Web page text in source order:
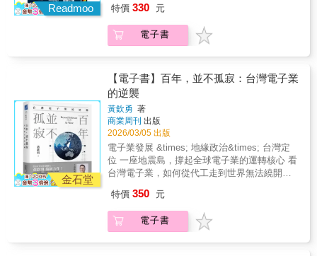
心態，才不會在洪流中被甩出車外？AI提問 (AI
Prompt) —— 掌握指令權的指揮棒AI 的算力雖
然強大，但它沒有靈魂、不會提問。手把手教
變現 (AI Monetization) —— 打造你的複利人生
回歸現實面：如何把科技轉化為口袋裡的錢？
從自媒體自動化、SEO 變現到電子書與數位資
產，提供一套可複製的「創富思路」。未來不
屬於最強的人，而是屬於最懂 AI、最快套現成
功的行動派！【本書特色】✔ 用白話解釋科技
底層邏輯✔ 結合理論 × 工具 × 實戰應用✔ 從認
知升級到現金流打造的完整架構✔ 適合上班
族、創作者、創業者與企業經營者為什麼你需
要這本書？當運算速度翻倍、成本持續下降，
停留在過去。當「摩爾定律」不再只是晶片規
律，而成為整個時代的競速法則，你需要的不
是焦慮，而是策略。本書將帶你完成三個關鍵
（BP）管理複雜的油井數據。•重塑戰爭：在烏
數據。當世界進入AI的「奧本海默時刻」，
Palantir不再只是矽谷的一家新創，而是改變未
來權力平衡的關鍵力量。本書將讓你看見，它
如何以演算法為武器，並在監控與自由的危險
邊界上，改寫人類文明的未來。
Readmoo
分析能力 AI驅動 × 長期國防合約，成長預期極
高 應用橫跨軍事、金融、醫療、能源、製造、
物流 核心技術正重塑全球權力結構
序，從傳聞中擊斃賓拉登的幕後推手，到阿富
汗撤離行動中挽救125,000性命，它徹底證明
──軟體足以左右人類生死。Palantir的影響力包
括： •防疫與救援：在新冠肺炎疫情期間，
協助美、英兩國追蹤病毒並配送疫苗；強化了
世界糧食計畫署（WFP）的供應鏈，間接協助
其榮獲諾貝爾和平獎。•產業創新：讓空中巴士
縮短了A350飛機的生產瓶頸，並協助英國石油
（BP）管理複雜的油井數據。•重塑戰爭：在烏
克蘭戰爭中，提供AI平台即時分析影像與通訊
Palantir不再只是矽谷的一家新創，而是改變未
來權力平衡的關鍵力量。本書將讓你看見，它
如何以演算法為武器，並在監控與自由的危險
特價 330 元
電子書
金石堂
【電子書】百年，並不孤寂：台灣電子業
的逆襲
黃欽勇 著
商業周刊 出版
2026/03/05 出版
電子業發展 &times; 地緣政治&times; 台灣定
位 一座地震島，撐起全球電子業的運轉核心 看
台灣電子業，如何從代工走到世界無法繞開的
成長，而是在地殼擠壓、地緣政治與科技浪潮
中，被一再逼迫、修正與升級的結果。《百
年，並不孤寂》以跨越一世紀的時間尺度，回
特價 350 元
電子書